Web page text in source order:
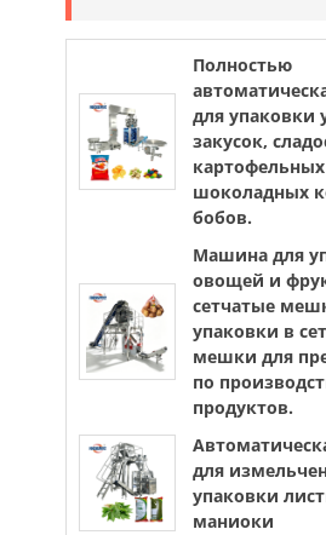
Полностью
для упаковки
закусок,
шоколадных
бобов.
Машина для
овощей и
сетчатые
упаковки в
мешки для
по
продуктов.
для
упаковки
маниоки